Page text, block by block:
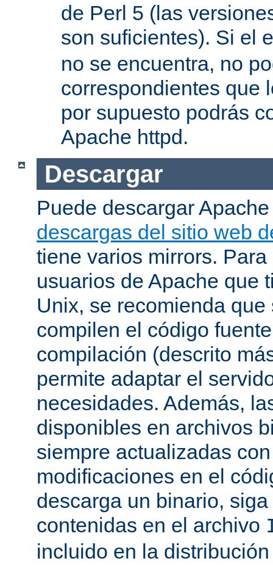
de Perl 5 (las
son suficientes). Si el
no se encuentra, no
correspondientes que
por supuesto podrás
Apache httpd.
Descargar
Puede descargar
descargas del sitio web
tiene varios mirrors.
usuarios de Apache que
Unix, se recomienda
compilen el código
compilación (descrito
permite adaptar el
necesidades. Además,
disponibles en archivos
siempre actualizadas
modificaciones en el
descarga un binario,
contenidas en el archivo
incluido en la distribución